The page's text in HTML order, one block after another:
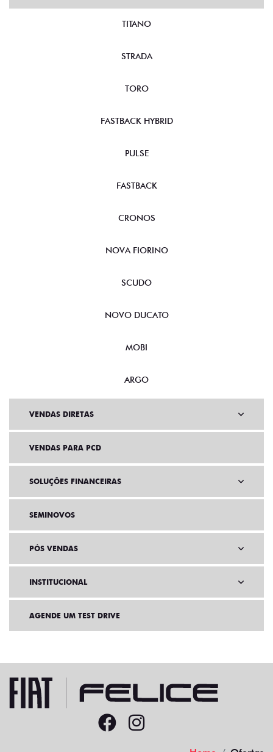
TITANO
STRADA
TORO
FASTBACK HYBRID
PULSE
FASTBACK
CRONOS
NOVA FIORINO
SCUDO
NOVO DUCATO
MOBI
ARGO
VENDAS DIRETAS
VENDAS PARA PCD
SOLUÇÕES FINANCEIRAS
SEMINOVOS
PÓS VENDAS
INSTITUCIONAL
AGENDE UM TEST DRIVE